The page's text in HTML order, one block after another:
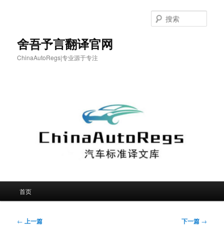
舍吾予言翻译官网
ChinaAutoRegs|专业源于专注
索
首页
文
← 上一篇 下一篇 →